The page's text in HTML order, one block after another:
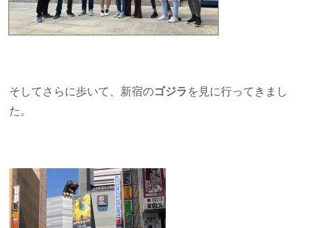
そしてさらに歩いて、新宿のゴジラ を見に行ってきまし
た。